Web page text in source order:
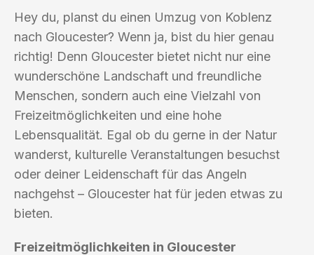
Hey du, planst du einen Umzug von Koblenz
nach Gloucester? Wenn ja, bist du hier genau
richtig! Denn Gloucester bietet nicht nur eine
wunderschöne Landschaft und freundliche
Menschen, sondern auch eine Vielzahl von
Freizeitmöglichkeiten und eine hohe
Lebensqualität. Egal ob du gerne in der Natur
wanderst, kulturelle Veranstaltungen besuchst
oder deiner Leidenschaft für das Angeln
nachgehst – Gloucester hat für jeden etwas zu
bieten.
Freizeitmöglichkeiten in Gloucester